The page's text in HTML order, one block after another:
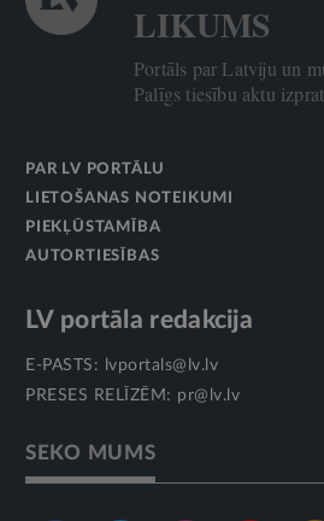
LIKUMS
Portāls par Latviju un
Palīgs tiesību aktu
PAR LV PORTĀLU
LIETOŠANAS NOTEIKUMI
PIEKĻŪSTAMĪBA
AUTORTIESĪBAS
LV portāla redakcija
E-PASTS:
lvportals@lv.lv
PRESES RELĪZĒM: pr@lv.lv
SEKO MUMS